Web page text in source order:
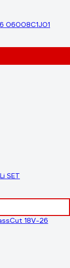
06008C1J01
SET